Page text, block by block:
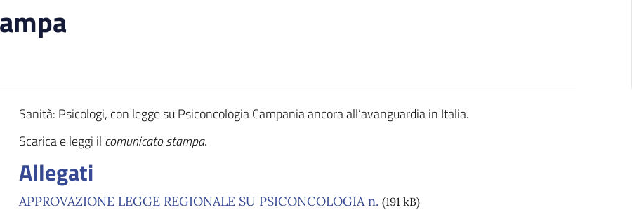
Sanità: Psicologi, con legge su Psiconcologia Campania ancora all’avanguardia in Italia.
Scarica e leggi il comunicato stampa.
Allegati
APPROVAZIONE LEGGE REGIONALE SU PSICONCOLOGIA n. (191 kB)